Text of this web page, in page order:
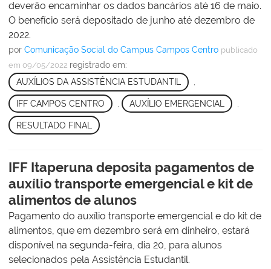
deverão encaminhar os dados bancários até 16 de maio.
O benefício será depositado de junho até dezembro de
2022.
por Comunicação Social do Campus Campos Centro publicado
em 09/05/2022 registrado em:
AUXÍLIOS DA ASSISTÊNCIA ESTUDANTIL
,
IFF CAMPOS CENTRO AUXÍLIO EMERGENCIAL
RESULTADO FINAL
IFF Itaperuna deposita pagamentos de
auxílio transporte emergencial e kit de
alimentos de alunos
Pagamento do auxílio transporte emergencial e do kit de
alimentos, que em dezembro será em dinheiro, estará
disponível na segunda-feira, dia 20, para alunos
selecionados pela Assistência Estudantil.